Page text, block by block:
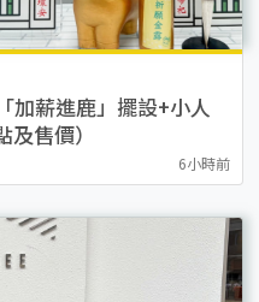
加薪進鹿」擺設+小人
售價）
6小時前